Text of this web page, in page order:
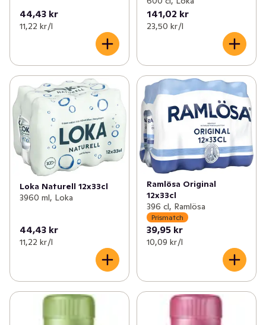
44,43 kr
11,22 kr /l
141,02 kr
23,50 kr /l
Loka Naturell 12x33cl
3960 ml, Loka
44,43 kr
11,22 kr /l
Ramlösa Original
12x33cl
396 cl, Ramlösa
Prismatch
39,95 kr
10,09 kr /l